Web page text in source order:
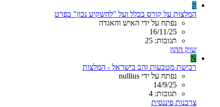
ה
המלצות על קורס בכלל ועל "להשקיע נכון" בפרט
נפתח על ידי האיש והאגדה
16/11/25
תגובות: 25
שוק ההון
N
רכישת מטבעות זהב בישראל - המלצות
נפתח על ידי nullius
14/9/25
תגובות: 4
צרכנות פיננסית